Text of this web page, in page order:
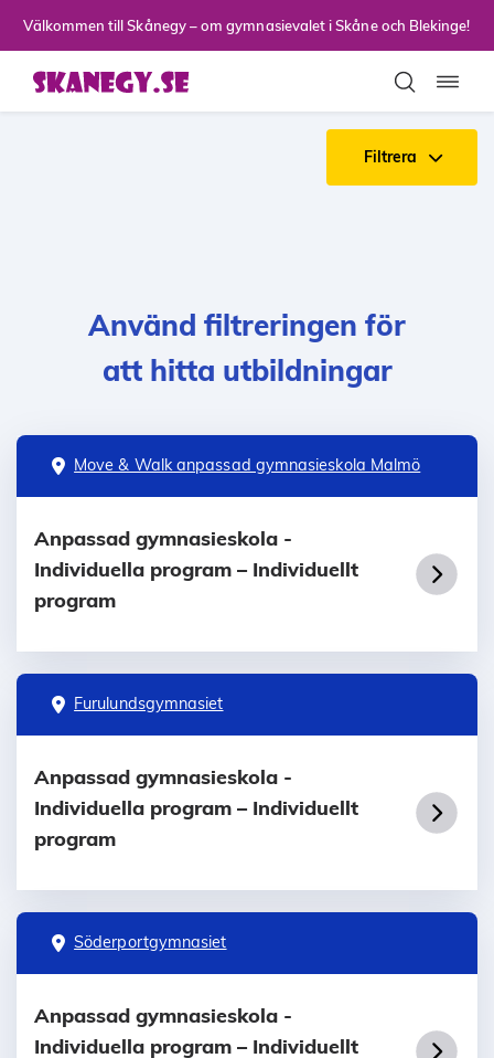
Välkommen till Skånegy – om gymnasievalet i Skåne och Blekinge!
Filtrera
Använd filtreringen för
att hitta utbildningar
Move & Walk anpassad gymnasieskola Malmö
Anpassad gymnasieskola -
Individuella program – Individuellt
program
Furulundsgymnasiet
Anpassad gymnasieskola -
Individuella program – Individuellt
program
Söderportgymnasiet
Anpassad gymnasieskola -
Individuella program – Individuellt